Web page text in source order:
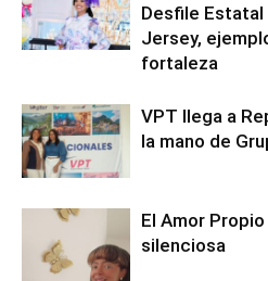
Desfile Estatal
Jersey,
fortaleza
VPT llega a
la mano de
El Amor
silenciosa